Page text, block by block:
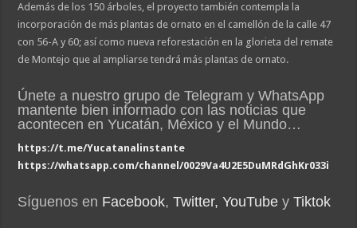
Además de los 150 árboles, el proyecto también contempla la
incorporación de más plantas de ornato en el camellón de la calle 47
con 56-A y 60; así como nueva reforestación en la glorieta del remate
de Montejo que al ampliarse tendrá más plantas de ornato.
Únete a nuestro grupo de Telegram y WhatsApp
mantente bien informado con las noticias que
acontecen en Yucatán, México y el Mundo…
https://t.me/Yucatanalinstante
https://whatsapp.com/channel/0029Va4U2E5DuMRdGhKr033i
Síguenos en Facebook,Twitter, YouTube yTiktok